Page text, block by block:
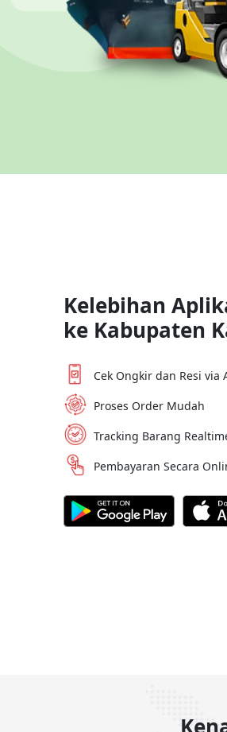
Kelebihan
ke Kabupaten
Cek Ongkir dan Resi via
Proses Order Mudah
Tracking Barang
Pembayaran Secara